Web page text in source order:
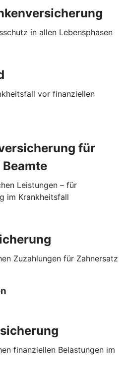
in allen Lebensphasen
vor finanziellen
für
Leistungen – für
im Krankheitsfall
Zuzahlungen für Zahnersatz
finanziellen Belastungen im